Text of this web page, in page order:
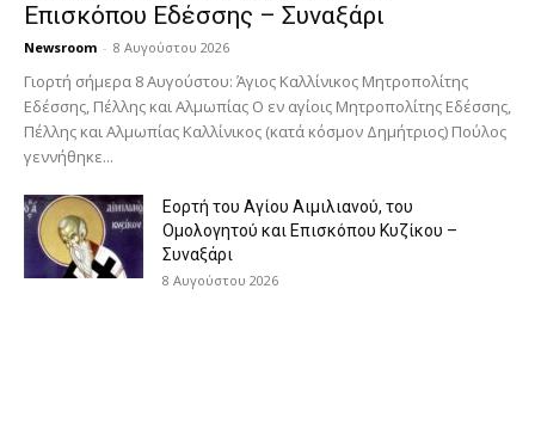
Επισκόπου Εδέσσης – Συναξάρι
Newsroom - 8 Αυγούστου 2026
Γιορτή σήμερα 8 Αυγούστου: Άγιος Καλλίνικος Μητροπολίτης
Εδέσσης, Πέλλης και Αλμωπίας Ο εν αγίοις Μητροπολίτης Εδέσσης,
Πέλλης και Αλμωπίας Καλλίνικος (κατά κόσμον Δημήτριος) Πούλος
γεννήθηκε...
Εορτή του Αγίου Αιμιλιανού, του
Ομολογητού και Επισκόπου Κυζίκου –
Συναξάρι
8 Αυγούστου 2026